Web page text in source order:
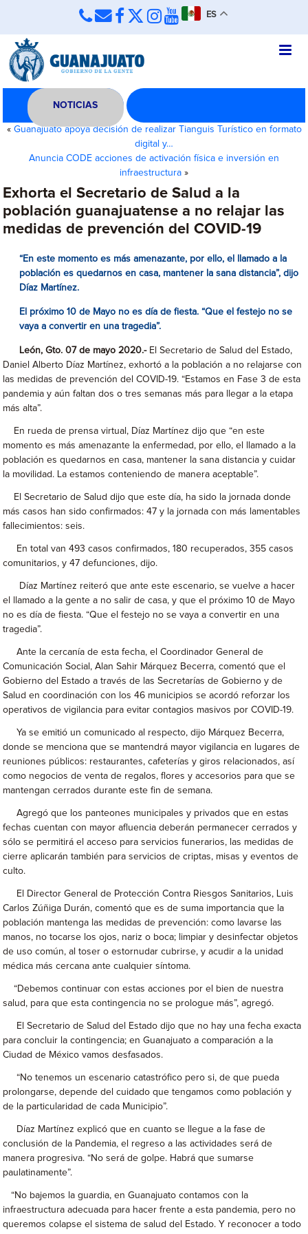
ES
NOTICIAS
« Guanajuato apoya decisión de realizar Tianguis Turístico en formato
digital y…
Anuncia CODE acciones de activación física e inversión en
infraestructura »
Exhorta el Secretario de Salud a la
población guanajuatense a no relajar las
medidas de prevención del COVID-19
“En este momento es más amenazante, por ello, el llamado a la
población es quedarnos en casa, mantener la sana distancia”, dijo
Díaz Martínez.
El próximo 10 de Mayo no es día de fiesta. “Que el festejo no se
vaya a convertir en una tragedia”.
León, Gto. 07 de mayo 2020.- El Secretario de Salud del Estado,
Daniel Alberto Díaz Martínez, exhortó a la población a no relajarse con
las medidas de prevención del COVID-19. “Estamos en Fase 3 de esta
pandemia y aún faltan dos o tres semanas más para llegar a la etapa
más alta”.
En rueda de prensa virtual, Díaz Martínez dijo que “en este
momento es más amenazante la enfermedad, por ello, el llamado a la
población es quedarnos en casa, mantener la sana distancia y cuidar
la movilidad. La estamos conteniendo de manera aceptable”.
El Secretario de Salud dijo que este día, ha sido la jornada donde
más casos han sido confirmados: 47 y la jornada con más lamentables
fallecimientos: seis.
En total van 493 casos confirmados, 180 recuperados, 355 casos
comunitarios, y 47 defunciones, dijo.
Díaz Martínez reiteró que ante este escenario, se vuelve a hacer
el llamado a la gente a no salir de casa, y que el próximo 10 de Mayo
no es día de fiesta. “Que el festejo no se vaya a convertir en una
tragedia”.
Ante la cercanía de esta fecha, el Coordinador General de
Comunicación Social, Alan Sahir Márquez Becerra, comentó que el
Gobierno del Estado a través de las Secretarías de Gobierno y de
Salud en coordinación con los 46 municipios se acordó reforzar los
operativos de vigilancia para evitar contagios masivos por COVID-19.
Ya se emitió un comunicado al respecto, dijo Márquez Becerra,
donde se menciona que se mantendrá mayor vigilancia en lugares de
reuniones públicos: restaurantes, cafeterías y giros relacionados, así
como negocios de venta de regalos, flores y accesorios para que se
mantengan cerrados durante este fin de semana.
Agregó que los panteones municipales y privados que en estas
fechas cuentan con mayor afluencia deberán permanecer cerrados y
sólo se permitirá el acceso para servicios funerarios, las medidas de
cierre aplicarán también para servicios de criptas, misas y eventos de
culto.
El Director General de Protección Contra Riesgos Sanitarios, Luis
Carlos Zúñiga Durán, comentó que es de suma importancia que la
población mantenga las medidas de prevención: como lavarse las
manos, no tocarse los ojos, nariz o boca; limpiar y desinfectar objetos
de uso común, al toser o estornudar cubrirse, y acudir a la unidad
médica más cercana ante cualquier síntoma.
“Debemos continuar con estas acciones por el bien de nuestra
salud, para que esta contingencia no se prologue más”, agregó.
El Secretario de Salud del Estado dijo que no hay una fecha exacta
para concluir la contingencia; en Guanajuato a comparación a la
Ciudad de México vamos desfasados.
“No tenemos un escenario catastrófico pero si, de que pueda
prolongarse, depende del cuidado que tengamos como población y
de la particularidad de cada Municipio”.
Díaz Martínez explicó que en cuanto se llegue a la fase de
conclusión de la Pandemia, el regreso a las actividades será de
manera progresiva. “No será de golpe. Habrá que sumarse
paulatinamente”.
“No bajemos la guardia, en Guanajuato contamos con la
infraestructura adecuada para hacer frente a esta pandemia, pero no
queremos colapse el sistema de salud del Estado. Y reconocer a todo